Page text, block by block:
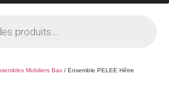
Mobiliers Bas / Ensemble PELEE Hêtre